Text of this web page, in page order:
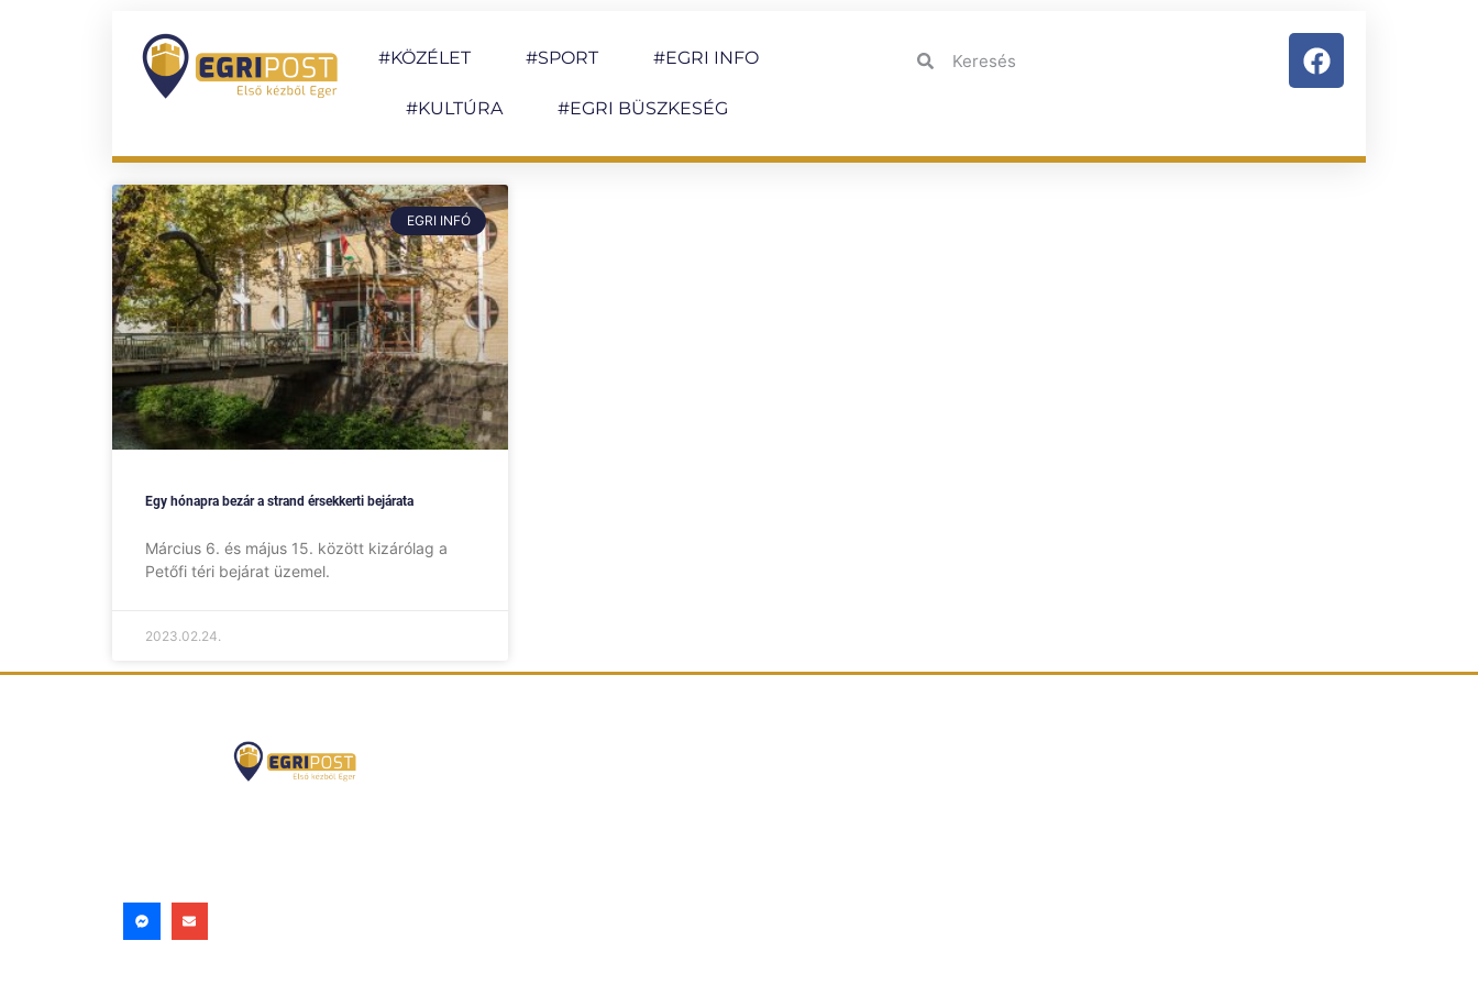
#KÖZÉLET #SPORT #EGRI INFO
#KULTÚRA #EGRI BÜSZKESÉG
EGRI INFÓ
Egy hónapra bezár a strand érsekkerti bejárata
Március 6. és május 15. között kizárólag a
Petőfi téri bejárat üzemel.
2023.02.24.